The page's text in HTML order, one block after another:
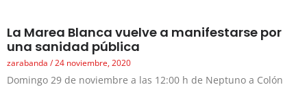
La Marea Blanca vuelve a manifestarse por
una sanidad pública
zarabanda 24 noviembre, 2020
Domingo 29 de noviembre a las 12:00 h de Neptuno a Colón